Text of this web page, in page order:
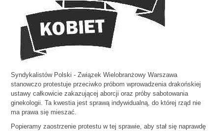
Syndykalistów Polski - Związek Wielobranżowy Warszawa
stanowczo protestuje przeciwko próbom wprowadzenia drakońskiej
ustawy całkowicie zakazującej aborcji oraz próby sabotowania
ginekologii. Ta kwestia jest sprawą indywidualną, do której rząd nie
ma prawa się mieszać.
Popieramy zaostrzenie protestu w tej sprawie, aby stał się naprawdę